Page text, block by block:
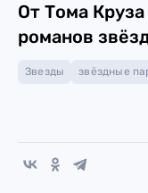
От Тома
романов
Звезды звёздные